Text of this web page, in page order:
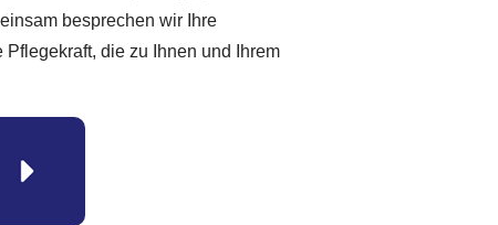
besprechen wir Ihre
die zu Ihnen und Ihrem